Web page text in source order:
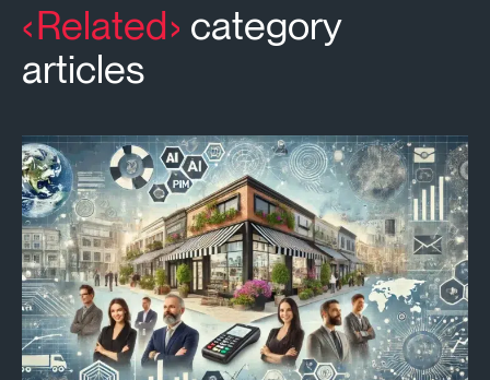
Related category
articles